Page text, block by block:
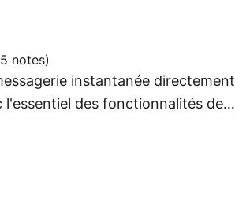
notes)
instantanée directement
l'essentiel des fonctionnalités de